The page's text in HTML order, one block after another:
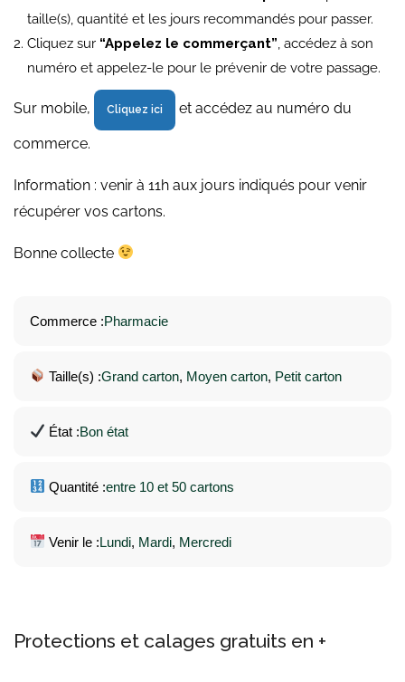
taille(s), quantité et les jours recommandés pour passer.
Cliquez sur “Appelez le commerçant”, accédez à son
numéro et appelez-le pour le prévenir de votre passage.
Sur mobile, Cliquez ici et accédez au numéro du
commerce.
Information : venir à 11h aux jours indiqués pour venir
récupérer vos cartons.
Bonne collecte
Commerce :Pharmacie
Taille(s) :Grand carton, Moyen carton, Petit carton
État :Bon état
Quantité :entre 10 et 50 cartons
Venir le :Lundi, Mardi, Mercredi
Protections et calages gratuits en +